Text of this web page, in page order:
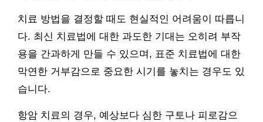
치료 방법을 결정할 때도 현실적인 어려움이 따릅니
다. 최신 치료법에 대한 과도한 기대는 오히려 부작
용을 간과하게 만들 수 있으며, 표준 치료법에 대한
막연한 거부감으로 중요한 시기를 놓치는 경우도 있
습니다.
항암 치료의 경우, 예상보다 심한 구토나 피로감으